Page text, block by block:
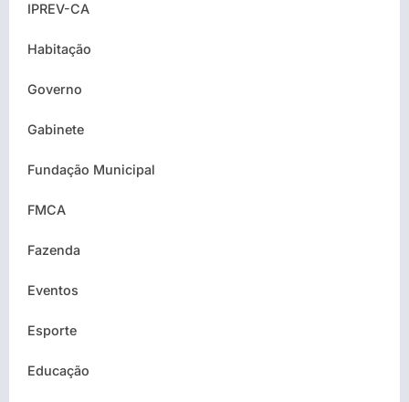
IPREV-CA
Habitação
Governo
Gabinete
Fundação Municipal
FMCA
Fazenda
Eventos
Esporte
Educação